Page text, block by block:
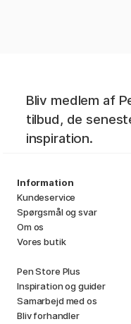
Bliv medlem af
tilbud, de
inspiration.
Information
Kundeservice
Spørgsmål og svar
Om os
Vores butik
Pen Store Plus
Inspiration og guider
Samarbejd med os
Bliv forhandler